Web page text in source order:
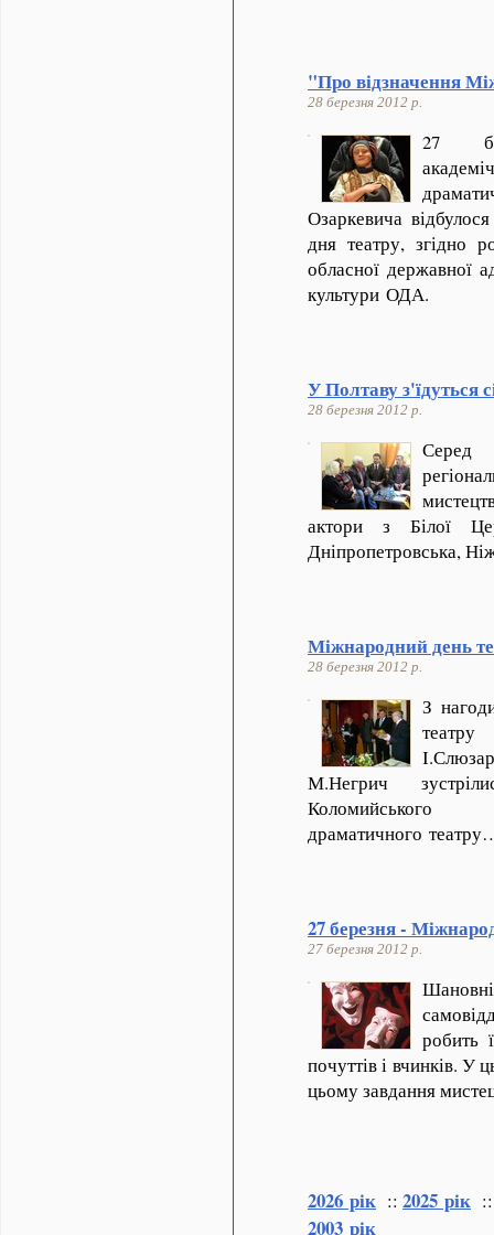
"Про відзначення
28 березня 2012 р.
27
Озаркевича
дня театру, згідно
обласної державної
культури ОДА.
У Полтаву з'їдуться
28 березня 2012 р.
актори з Білої
Дніпропетровська,
Міжнародний день
28 березня 2012 р.
З
театру
М.Негрич
Коломийського
драматичного
27 березня -
27 березня 2012 р.
робить
почуттів і вчинків. У
цьому завдання
2026 рік :: 2025 рік
2003 рік